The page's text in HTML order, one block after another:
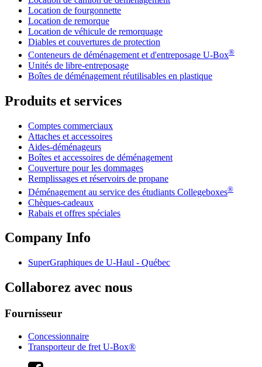
Location de fourgonnette
Location de remorque
Location de véhicule de remorquage
Diables et couvertures de protection
Conteneurs de déménagement et d'entreposage U-Box®
Unités de libre-entreposage
Boîtes de déménagement réutilisables en plastique
Produits et services
Comptes commerciaux
Attaches et accessoires
Aides-déménageurs
Boîtes et accessoires de déménagement
Couverture pour les dommages
Remplissages et réservoirs de propane
Déménagement au service des étudiants Collegeboxes®
Chèques-cadeaux
Rabais et offres spéciales
Company Info
SuperGraphiques de U-Haul - Québec
Collaborez avec nous
Fournisseur
Concessionnaire
Transporteur de fret U-Box®